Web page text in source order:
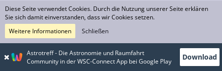
Nutzungsbedingungen
© Astrotreff 2001-2026, lizenziert unter CC BY-SA,
sofern für einzelne Inhalte nicht anders angegeben
Astrotreff - Die Astronomie und Raumfahrt
Community in der WSC-Connect App bei Google Play
Download
Diese Seite verwendet Cookies. Durch die Nutzung unserer Seite erklären
Sie sich damit einverstanden, dass wir Cookies setzen.
Weitere Informationen
Schließen